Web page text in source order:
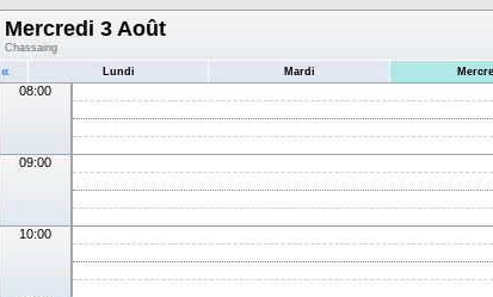
Mercredi 3 Août
Chassaing
« Lundi Mardi
08:00
09:00
10:00